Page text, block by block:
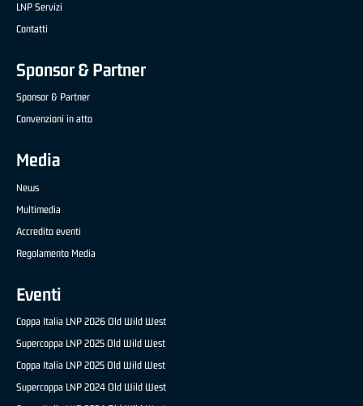
LNP Servizi
Contatti
Sponsor & Partner
Sponsor & Partner
Convenzioni in atto
Media
News
Multimedia
Accredito eventi
Regolamento Media
Eventi
Coppa Italia LNP 2026 Old Wild West
Supercoppa LNP 2025 Old Wild West
Coppa Italia LNP 2025 Old Wild West
Supercoppa LNP 2024 Old Wild West